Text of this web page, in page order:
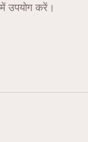
उपयोग करें।